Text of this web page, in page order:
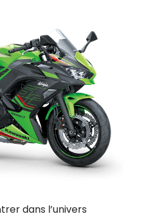
dans l’univers